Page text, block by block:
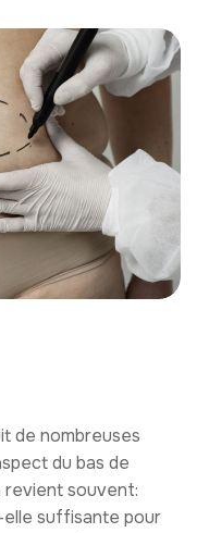
de nombreuses
du bas de
revient souvent:
suffisante pour